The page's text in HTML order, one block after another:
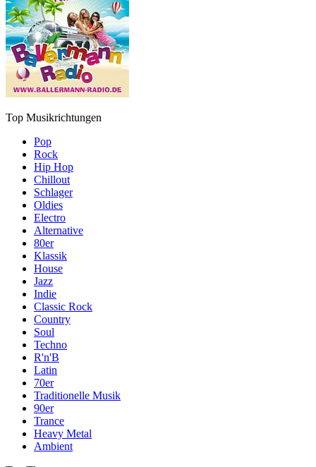
Top Musikrichtungen
Pop
Rock
Hip Hop
Chillout
Schlager
Oldies
Electro
Alternative
80er
Klassik
House
Jazz
Indie
Classic Rock
Country
Soul
Techno
R'n'B
Latin
70er
Traditionelle Musik
90er
Trance
Heavy Metal
Ambient